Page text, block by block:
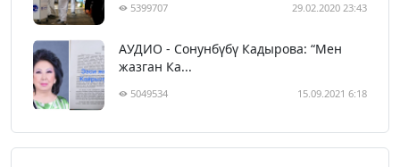
5399707 29.02.2020 23:43
АУДИО - Сонунбүбү Кадырова: “Мен
жазган Ка...
5049534 15.09.2021 6:18